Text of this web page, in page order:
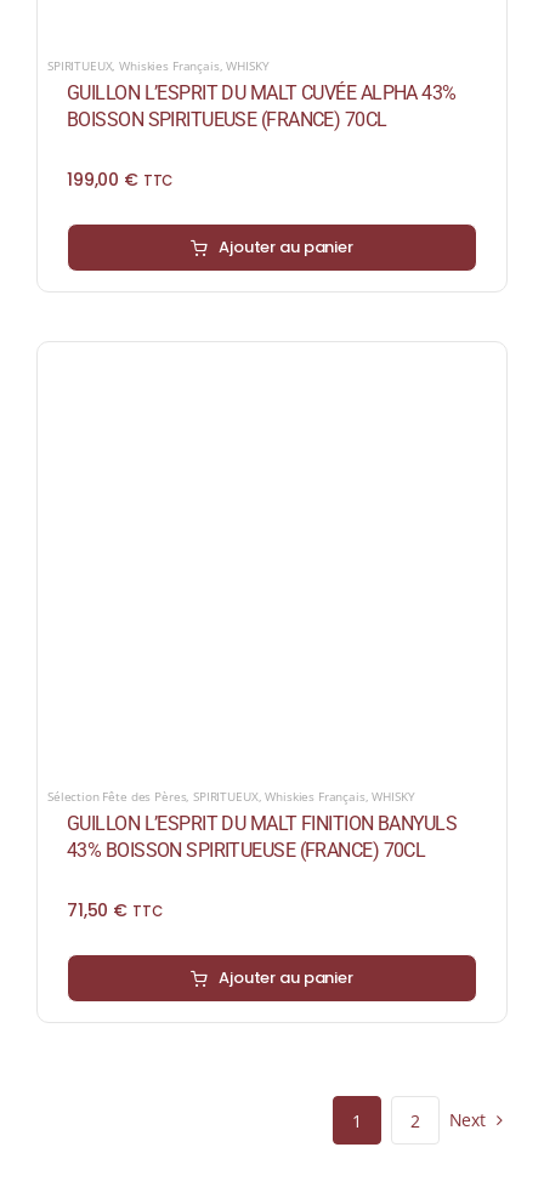
SPIRITUEUX,Whiskies Français,WHISKY
GUILLON L’ESPRIT DU MALT CUVÉE ALPHA 43%
BOISSON SPIRITUEUSE (FRANCE) 70CL
199,00 € TTC
Ajouter au panier
Sélection Fête des Pères,SPIRITUEUX,Whiskies Français,WHISKY
GUILLON L’ESPRIT DU MALT FINITION BANYULS
43% BOISSON SPIRITUEUSE (FRANCE) 70CL
71,50 € TTC
Ajouter au panier
1 2 Next